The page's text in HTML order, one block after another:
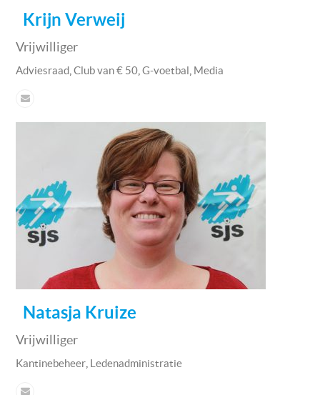
Krijn Verweij
Vrijwilliger
Adviesraad ,Club van € 50 ,G-voetbal Media
Natasja Kruize
Vrijwilliger
Kantinebeheer Ledenadministratie